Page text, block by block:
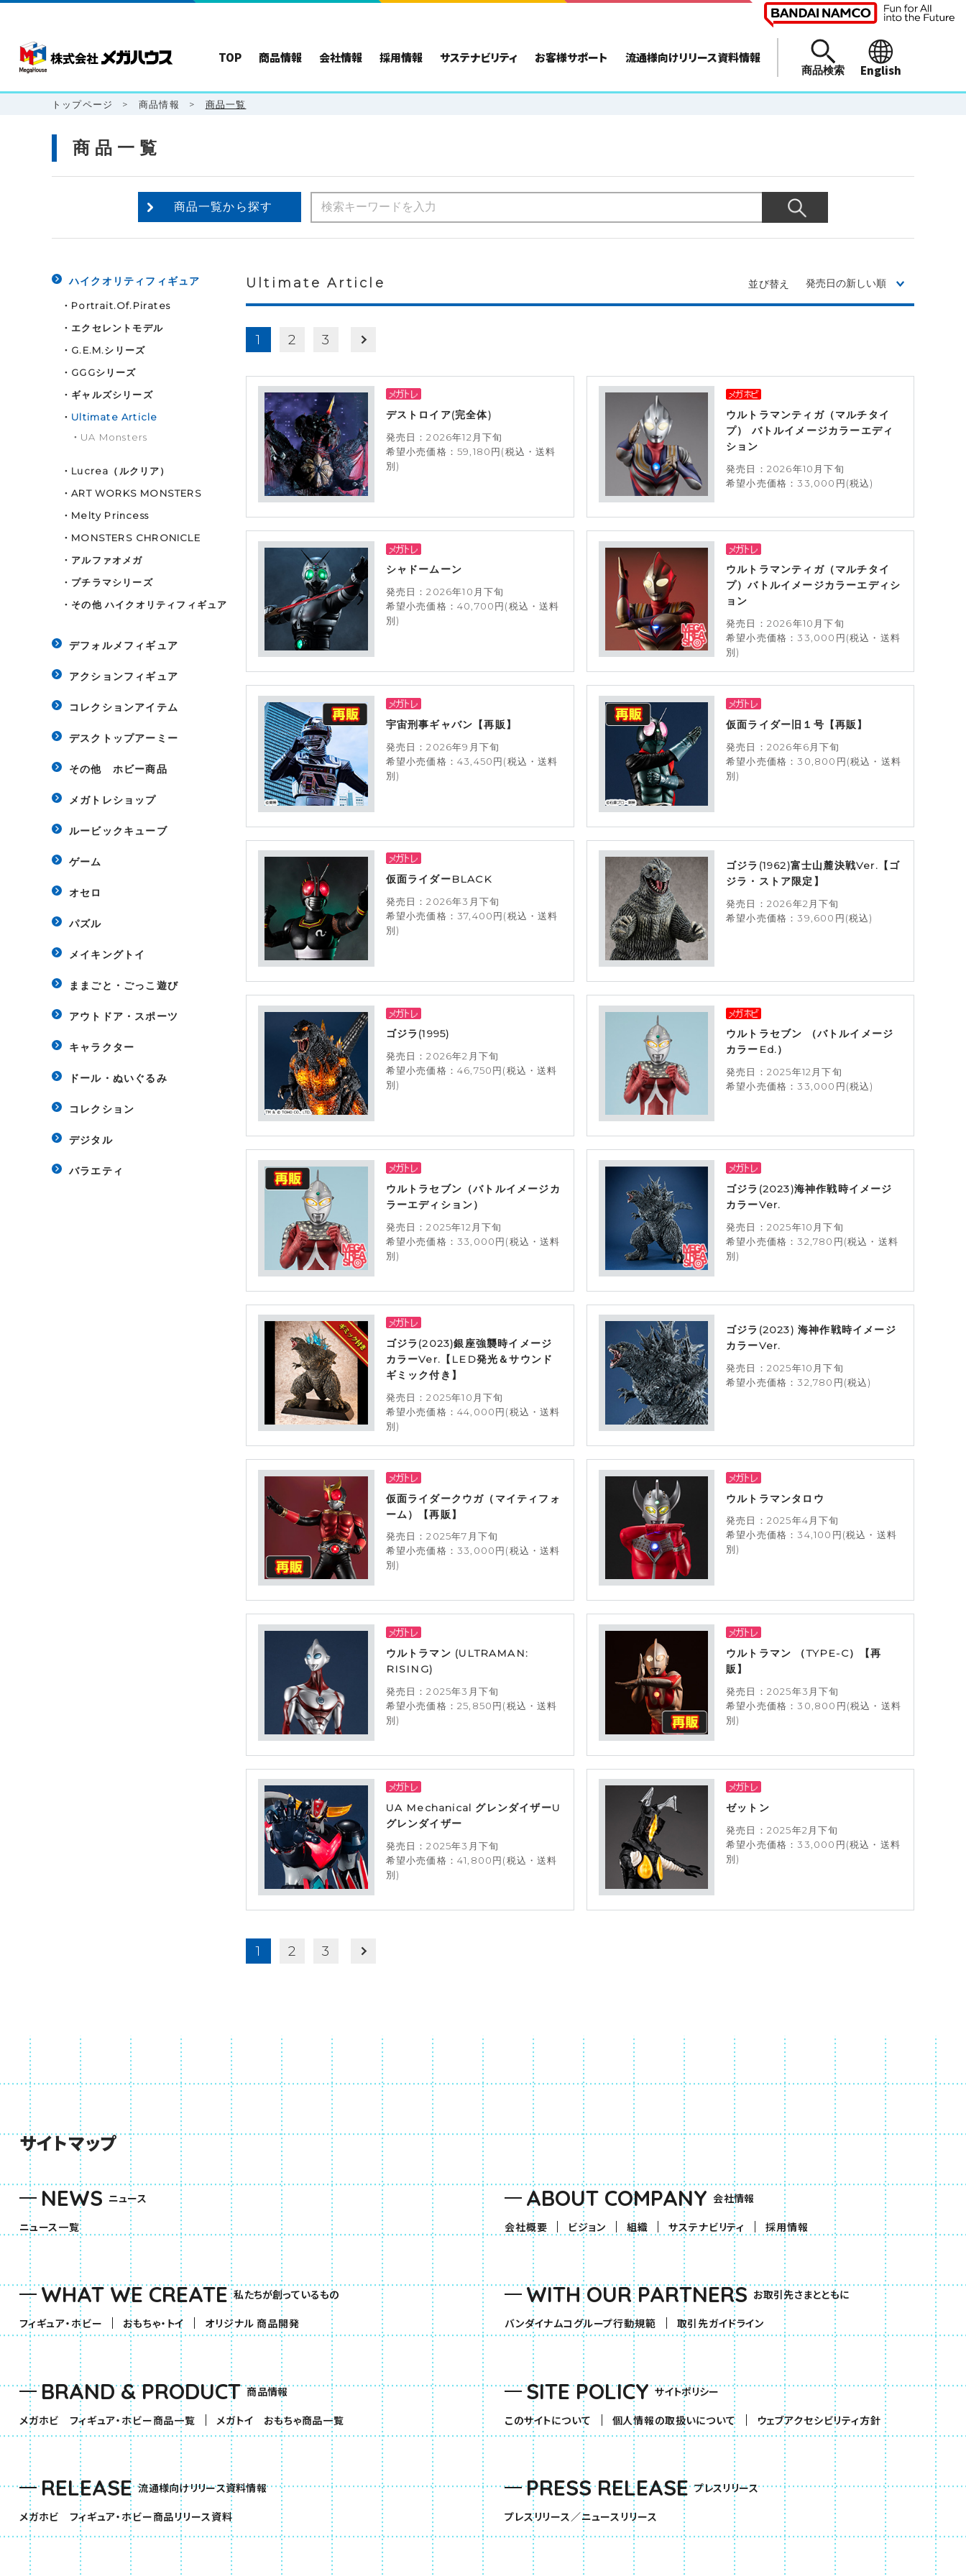
TOP 商品情報 会社情報 採用情報 サステナビリティ お客様サポート 流通様向けリリース資料情報
商品検索 English
トップページ > 商品情報 > 商品一覧
商品一覧
商品一覧から探す
ハイクオリティフィギュア
・ Portrait.Of.Pirates
・ エクセレントモデル
・ G.E.M.シリーズ
・ GGGシリーズ
・ ギャルズシリーズ
・ Ultimate Article
・ UA Monsters
・ Lucrea（ルクリア）
・ART WORKS MONSTERS
・ Melty Princess
・ MONSTERS CHRONICLE
・ アルファオメガ
・ プチラマシリーズ
・ その他 ハイクオリティフィギュア
デフォルメフィギュア
アクションフィギュア
コレクションアイテム
デスクトップアーミー
その他 ホビー商品
メガトレショップ
ルービックキューブ
ゲーム
オセロ
パズル
メイキングトイ
ままごと・ごっこ遊び
アウトドア・スポーツ
キャラクター
ドール・ぬいぐるみ
コレクション
デジタル
バラエティ
Ultimate Article 並び替え
1 2 3
デストロイア(完全体)
発売日：2026年12月下旬
希望小売価格：59,180円(税込・送料
別)
ウルトラマンティガ（マルチタイ
プ） バトルイメージカラーエディ
ション
発売日：2026年10月下旬
希望小売価格：33,000円(税込)
シャドームーン
発売日：2026年10月下旬
希望小売価格：40,700円(税込・送料
別)
ウルトラマンティガ（マルチタイ
プ）バトルイメージカラーエディシ
ョン
発売日：2026年10月下旬
希望小売価格：33,000円(税込・送料
別)
宇宙刑事ギャバン【再販】
発売日：2026年9月下旬
希望小売価格：43,450円(税込・送料
別)
仮面ライダー旧１号【再販】
発売日：2026年6月下旬
希望小売価格：30,800円(税込・送料
別)
仮面ライダーBLACK
発売日：2026年3月下旬
希望小売価格：37,400円(税込・送料
別)
ゴジラ(1962)富士山麓決戦Ver.【ゴ
ジラ・ストア限定】
発売日：2026年2月下旬
希望小売価格：39,600円(税込)
ゴジラ(1995)
発売日：2026年2月下旬
希望小売価格：46,750円(税込・送料
別)
ウルトラセブン （バトルイメージ
カラーEd.）
発売日：2025年12月下旬
希望小売価格：33,000円(税込)
ウルトラセブン（バトルイメージカ
ラーエディション）
発売日：2025年12月下旬
希望小売価格：33,000円(税込・送料
別)
ゴジラ(2023)海神作戦時イメージ
カラーVer.
発売日：2025年10月下旬
希望小売価格：32,780円(税込・送料
別)
ゴジラ(2023)銀座強襲時イメージ
カラーVer.【LED発光＆サウンド
ギミック付き】
発売日：2025年10月下旬
希望小売価格：44,000円(税込・送料
別)
ゴジラ(2023) 海神作戦時イメージ
カラーVer.
発売日：2025年10月下旬
希望小売価格：32,780円(税込)
仮面ライダークウガ（マイティフォ
ーム）【再販】
発売日：2025年7月下旬
希望小売価格：33,000円(税込・送料
別)
ウルトラマンタロウ
発売日：2025年4月下旬
希望小売価格：34,100円(税込・送料
別)
ウルトラマン (ULTRAMAN:
RISING)
発売日：2025年3月下旬
希望小売価格：25,850円(税込・送料
別)
ウルトラマン （TYPE-C）【再
販】
発売日：2025年3月下旬
希望小売価格：30,800円(税込・送料
別)
UA Mechanical グレンダイザーU
グレンダイザー
発売日：2025年3月下旬
希望小売価格：41,800円(税込・送料
別)
ゼットン
発売日：2025年2月下旬
希望小売価格：33,000円(税込・送料
別)
1 2 3
サイトマップ
NEWS ニュース
ニュース一覧
WHAT WE CREATE 私たちが創っているもの
フィギュア・ホビー （別ウィンドウで開きます）
おもちゃ・トイ （別ウィンドウで開きます）
オリジナル 商品開発
BRAND & PRODUCT 商品情報
メガホビ フィギュア・ホビー商品一覧 （別ウィンドウで開きます）
メガトイ おもちゃ商品一覧（別ウィンドウで開きます）
RELEASE 流通様向けリリース資料情報
メガホビ フィギュア・ホビー商品リリース資料（別ウィンドウで開きます）
ABOUT COMPANY 会社情報
会社概要
ビジョン 組織 サステナビリティ 採用情報
WITH OUR PARTNERS お取引先さまとともに
バンダイナムコグループ行動規範
取引先ガイドライン
SITE POLICY サイトポリシー
このサイトについて
個人情報の取扱いについて ウェブアクセシビリティ方針
PRESS RELEASE プレスリリース
プレスリリース／ニュースリリース